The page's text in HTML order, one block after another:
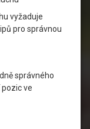
vyžaduje
pro správnou
správného
ve